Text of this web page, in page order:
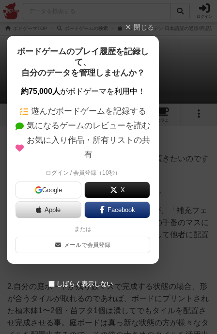
ログイン
ボドゲーマTOP ボードゲームの検索 コテージガーデン 日本語版の通販/商品詳
コテージガーデン
コージさんの戦略やコツ
5 10
カフェ
305名 0名 0 7年以上前
決して必勝法ではないので参考程度に見て頂きたいのです
このゲームにおいて重要な3点を記載します。
1.これは誰でもやっている事だと思いますが、「補充フェ
イズ」で自分が取りたいタイルを次の自分の手番のマスに
置くだけではなく、他者の庭ボードを確認して他者に配置
し辛いタイルを取らせる事。
2.自分の庭ボードが残り数マスで完成する状態の場合、形
が合うタイルが取れるのであれば、ボードにプリントされ
た植木鉢1〜2個・苗フタ1個は潰してでもタイルを配置さ
せ完成させる事。庭ボードは真っ新な状態の方が様々なタ
閉じる
ボードゲームのプレイ履歴を記録し
て、
自分のデータを管理しませんか？
約75,000人がボドゲーマを利用中！
遊んだボードゲームを記録する
気になるゲームのレビューを読む
お気に入り作品・所有リストの共
有
ログイン / 会員登録（10秒）
Google X
Apple Facebook
または
メールで会員登録
しばらく表示しない